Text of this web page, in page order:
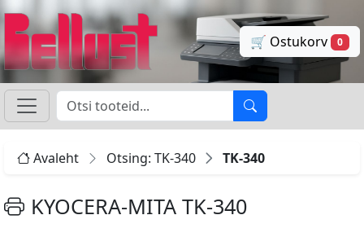
🛒 Ostukorv 0
Avaleht Otsing: TK-340 TK-340
KYOCERA-MITA TK-340